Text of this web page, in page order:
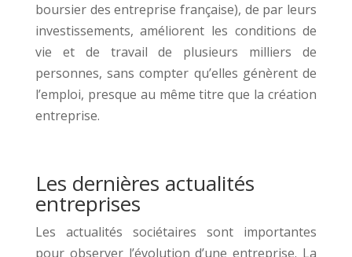
boursier des entreprise française), de par leurs
investissements, améliorent les conditions de
vie et de travail de plusieurs milliers de
personnes, sans compter qu’elles génèrent de
l’emploi, presque au même titre que la création
entreprise.
Les dernières actualités
entreprises
Les actualités sociétaires sont importantes
pour observer l’évolution d’une entreprise. La